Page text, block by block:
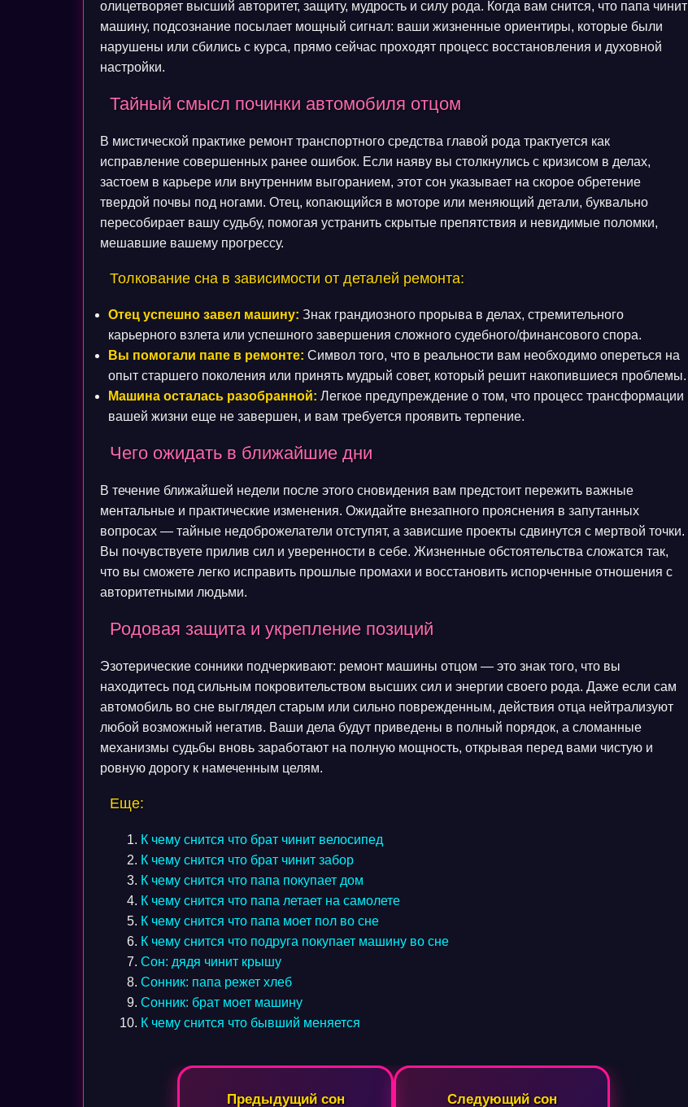
олицетворяет высший авторитет, защиту, мудрость и силу рода. Когда вам снится, что папа чинит
машину, подсознание посылает мощный сигнал: ваши жизненные ориентиры, которые были
нарушены или сбились с курса, прямо сейчас проходят процесс восстановления и духовной
настройки.
Тайный смысл починки автомобиля отцом
В мистической практике ремонт транспортного средства главой рода трактуется как
исправление совершенных ранее ошибок. Если наяву вы столкнулись с кризисом в делах,
застоем в карьере или внутренним выгоранием, этот сон указывает на скорое обретение
твердой почвы под ногами. Отец, копающийся в моторе или меняющий детали, буквально
пересобирает вашу судьбу, помогая устранить скрытые препятствия и невидимые поломки,
мешавшие вашему прогрессу.
Толкование сна в зависимости от деталей ремонта:
Отец успешно завел машину: Знак грандиозного прорыва в делах, стремительного
карьерного взлета или успешного завершения сложного судебного/финансового спора.
Вы помогали папе в ремонте: Символ того, что в реальности вам необходимо опереться на
опыт старшего поколения или принять мудрый совет, который решит накопившиеся проблемы.
Машина осталась разобранной: Легкое предупреждение о том, что процесс трансформации
вашей жизни еще не завершен, и вам требуется проявить терпение.
Чего ожидать в ближайшие дни
В течение ближайшей недели после этого сновидения вам предстоит пережить важные
ментальные и практические изменения. Ожидайте внезапного прояснения в запутанных
вопросах — тайные недоброжелатели отступят, а зависшие проекты сдвинутся с мертвой точки.
Вы почувствуете прилив сил и уверенности в себе. Жизненные обстоятельства сложатся так,
что вы сможете легко исправить прошлые промахи и восстановить испорченные отношения с
авторитетными людьми.
Родовая защита и укрепление позиций
Эзотерические сонники подчеркивают: ремонт машины отцом — это знак того, что вы
находитесь под сильным покровительством высших сил и энергии своего рода. Даже если сам
автомобиль во сне выглядел старым или сильно поврежденным, действия отца нейтрализуют
любой возможный негатив. Ваши дела будут приведены в полный порядок, а сломанные
механизмы судьбы вновь заработают на полную мощность, открывая перед вами чистую и
ровную дорогу к намеченным целям.
Еще:
К чему снится что брат чинит велосипед
К чему снится что брат чинит забор
К чему снится что папа покупает дом
К чему снится что папа летает на самолете
К чему снится что папа моет пол во сне
К чему снится что подруга покупает машину во сне
Сон: дядя чинит крышу
Сонник: папа режет хлеб
Сонник: брат моет машину
К чему снится что бывший меняется
Навигация
Предыдущий сон Следующий сон